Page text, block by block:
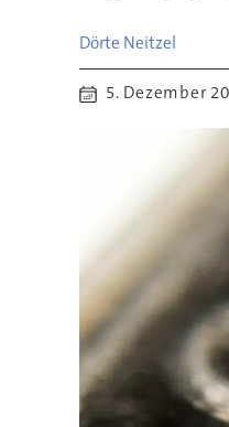
Dörte Neitzel
5. Dezember